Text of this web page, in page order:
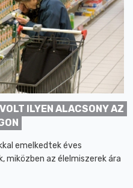
ILYEN ALACSONY AZ
emelkedtek éves
miközben az élelmiszerek ára